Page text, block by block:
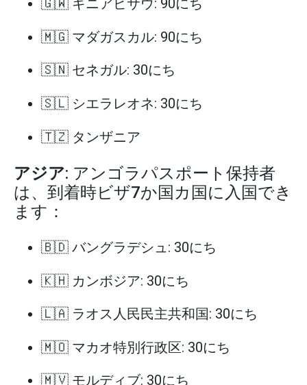
🇬🇼 ギニアビサウ: 90にち
🇲🇬 マダガスカル: 90にち
🇸🇳 セネガル: 30にち
🇸🇱 シエラレオネ: 30にち
🇹🇿 タンザニア
アジア: アンゴラパスポート保持者
は、到着時ビザ7か国カ国に入国でき
ます：
🇧🇩 バングラデシュ: 30にち
🇰🇭 カンボジア: 30にち
🇱🇦 ラオス人民民主共和国: 30にち
🇲🇴 マカオ特別行政区: 30にち
🇲🇻 モルディブ: 30にち